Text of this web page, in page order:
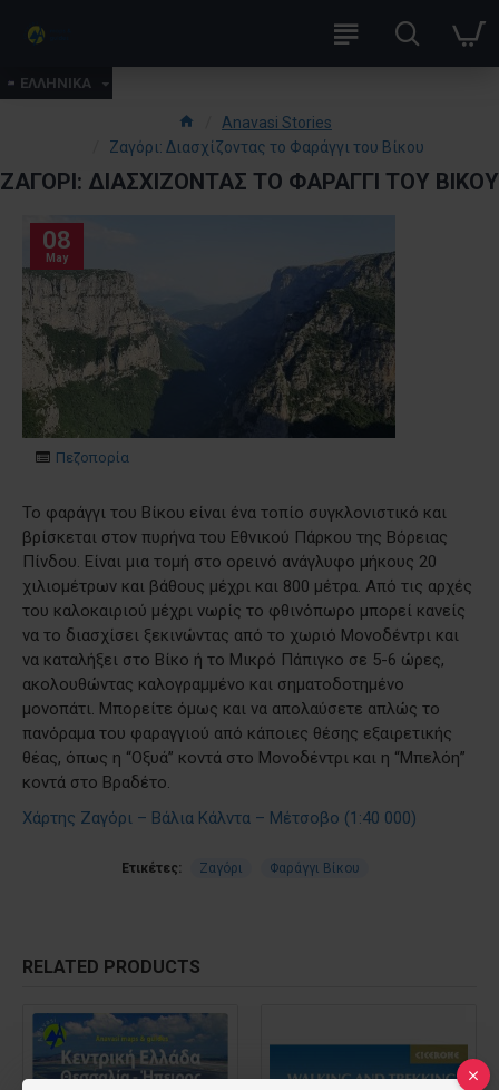
ΕΛΛΗΝΙΚΑ
Anavasi Stories
Ζαγόρι: Διασχίζοντας το Φαράγγι του Βίκου
ΖΑΓΌΡΙ: ΔΙΑΣΧΊΖΟΝΤΑΣ ΤΟ ΦΑΡΆΓΓΙ ΤΟΥ ΒΊΚΟΥ
08
May
Πεζοπορία
Το φαράγγι του Βίκου είναι ένα τοπίο συγκλονιστικό και
βρίσκεται στον πυρήνα του Εθνικού Πάρκου της Βόρειας
Πίνδου. Είναι μια τομή στο ορεινό ανάγλυφο μήκους 20
χιλιομέτρων και βάθους μέχρι και 800 μέτρα. Από τις αρχές
του καλοκαιριού μέχρι νωρίς το φθινόπωρο μπορεί κανείς
να το διασχίσει ξεκινώντας από το χωριό Μονοδέντρι και
να καταλήξει στο Βίκο ή το Μικρό Πάπιγκο σε 5-6 ώρες,
ακολουθώντας καλογραμμένο και σηματοδοτημένο
μονοπάτι. Μπορείτε όμως και να απολαύσετε απλώς το
πανόραμα του φαραγγιού από κάποιες θέσης εξαιρετικής
θέας, όπως η “Οξυά” κοντά στο Μονοδέντρι και η “Μπελόη”
κοντά στο Βραδέτο.
Χάρτης Ζαγόρι – Βάλια Κάλντα – Μέτσοβο (1:40 000)
Ετικέτες: Ζαγόρι Φαράγγι Βίκου
RELATED PRODUCTS